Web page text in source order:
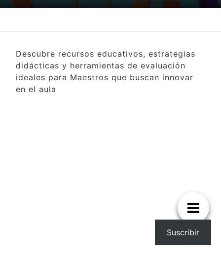
Descubre recursos educativos, estrategias
didácticas y herramientas de evaluación
ideales para Maestros que buscan innovar
en el aula
Suscribir